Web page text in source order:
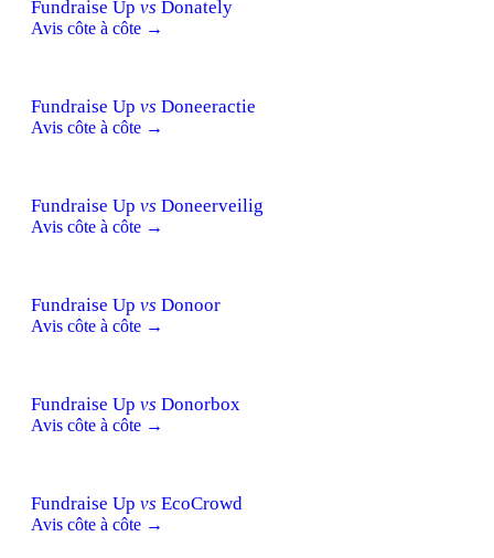
Fundraise Up vs Donately
Avis côte à côte →
Fundraise Up vs Doneeractie
Avis côte à côte →
Fundraise Up vs Doneerveilig
Avis côte à côte →
Fundraise Up vs Donoor
Avis côte à côte →
Fundraise Up vs Donorbox
Avis côte à côte →
Fundraise Up vs EcoCrowd
Avis côte à côte →